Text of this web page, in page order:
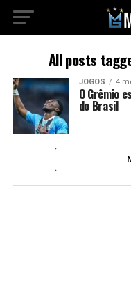
All posts
JOGOS 4
O Grêmio
do Brasil